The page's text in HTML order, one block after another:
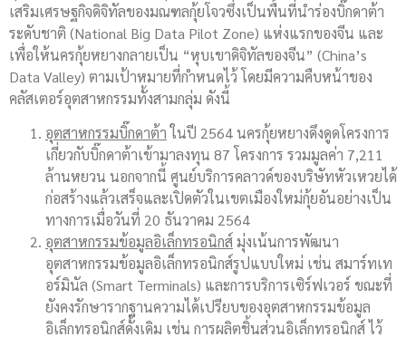
เสริมเศรษฐกิจดิจิทัลของมณฑลกุ้ยโจวซึ่งเป็นพื้นที่นำร่องบิ๊กดาต้า
ระดับชาติ (National Big Data Pilot Zone) แห่งแรกของจีน และ
เพื่อให้นครกุ้ยหยางกลายเป็น “หุบเขาดิจิทัลของจีน” (China’s
Data Valley) ตามเป้าหมายที่กำหนดไว้ โดยมีความคืบหน้าของ
คลัสเตอร์อุตสาหกรรมทั้งสามกลุ่ม ดังนี้
อุตสาหกรรมบิ๊กดาต้าในปี 2564 นครกุ้ยหยางดึงดูดโครงการ
เกี่ยวกับบิ๊กดาต้าเข้ามาลงทุน 87 โครงการ รวมมูลค่า 7,211
ล้านหยวน นอกจากนี้ ศูนย์บริการคลาวด์ของบริษัทหัวเหวยได้
ก่อสร้างแล้วเสร็จและเปิดตัวในเขตเมืองใหม่กุ้ยอันอย่างเป็น
ทางการเมื่อวันที่ 20 ธันวาคม 2564
อุตสาหกรรมข้อมูลอิเล็กทรอนิกส์มุ่งเน้นการพัฒนา
อุตสาหกรรมข้อมูลอิเล็กทรอนิกส์รูปแบบใหม่ เช่น สมาร์ทเท
อร์มินัล (Smart Terminals) และการบริการเซิร์ฟเวอร์ ขณะที่
ยังคงรักษารากฐานความได้เปรียบของอุตสาหกรรมข้อมูล
อิเล็กทรอนิกส์ดั้งเดิม เช่น การผลิตชิ้นส่วนอิเล็กทรอนิกส์ ไว้